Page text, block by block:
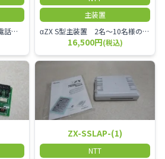
NTT αZX DECTコードレス電話機 電波方式がDECTで、 防水機能（IPX4:あらゆる方向からの水の飛まつを受けても有害な影響を受けない。)を備えた 接続装置と子機の一対シングルゾーンコードレスです。
主装置
αZX S型主装置 2名～10名様のオフィスに適しております。
16,500円(税込)
ZX-SSLAP-(1)
NTT